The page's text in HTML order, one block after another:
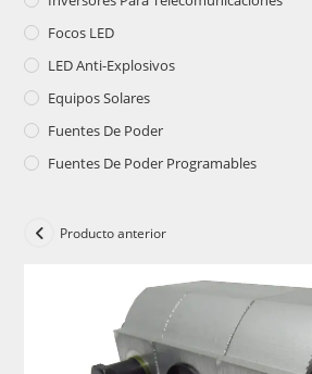
Focos LED
LED Anti-Explosivos
Equipos Solares
Fuentes De Poder
Fuentes De Poder Programables
Producto anterior